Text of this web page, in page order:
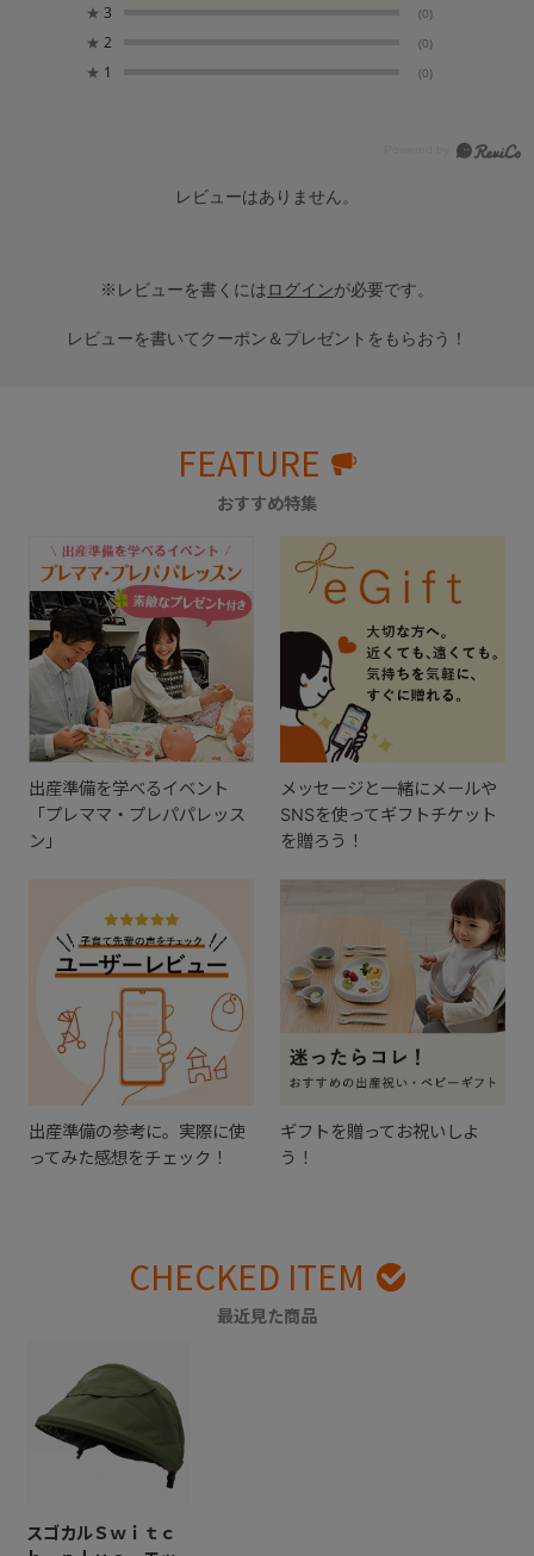
★ 3 (0)
★ 2 (0)
★ 1 (0)
レビューはありません。
※レビューを書くにはログインが必要です。
レビューを書いてクーポン＆プレゼントをもらおう！
FEATURE
おすすめ特集
出産準備を学べるイベント
「プレママ・プレパパレッス
ン」
メッセージと一緒にメールや
SNSを使ってギフトチケット
を贈ろう！
出産準備の参考に。実際に使
ってみた感想をチェック！
ギフトを贈ってお祝いしよ
う！
CHECKED ITEM
最近見た商品
スゴカルＳｗｉｔｃ